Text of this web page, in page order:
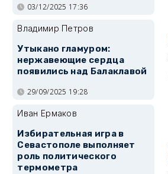
03/12/2025 17:36
Владимир Петров
Утыкано гламуром:
нержавеющие сердца
появились над Балаклавой
29/09/2025 19:28
Иван Ермаков
Избирательная игра в
Севастополе выполняет
роль политического
термометра